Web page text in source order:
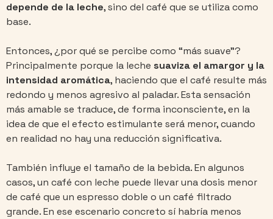
depende de la leche, sino del café que se utiliza como
base.
Entonces, ¿por qué se percibe como “más suave”?
Principalmente porque la leche suaviza el amargor y la
intensidad aromática, haciendo que el café resulte más
redondo y menos agresivo al paladar. Esta sensación
más amable se traduce, de forma inconsciente, en la
idea de que el efecto estimulante será menor, cuando
en realidad no hay una reducción significativa.
También influye el tamaño de la bebida. En algunos
casos, un café con leche puede llevar una dosis menor
de café que un espresso doble o un café filtrado
grande. En ese escenario concreto sí habría menos